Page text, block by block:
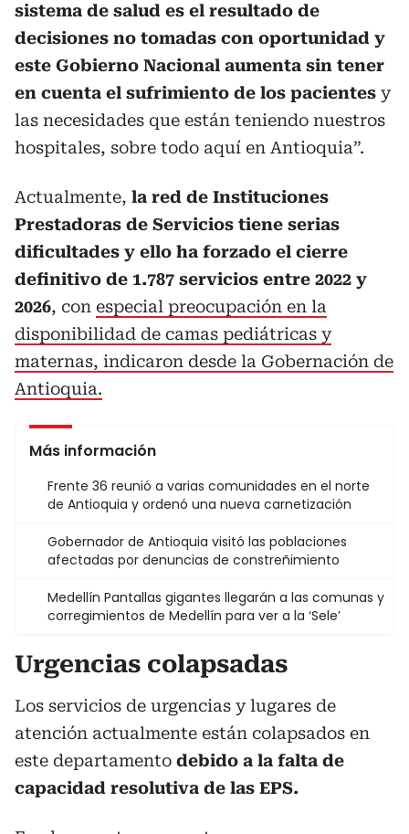
sistema de salud es el resultado de
decisiones no tomadas con oportunidad y
este Gobierno Nacional aumenta sin tener
en cuenta el sufrimiento de los pacientes y
las necesidades que están teniendo nuestros
hospitales, sobre todo aquí en Antioquia”.
Actualmente, la red de Instituciones
Prestadoras de Servicios tiene serias
dificultades y ello ha forzado el cierre
definitivo de 1.787 servicios entre 2022 y
2026, con especial preocupación en la
disponibilidad de camas pediátricas y
maternas, indicaron desde la Gobernación de
Antioquia.
Más información
Frente 36 reunió a varias comunidades en el norte
de Antioquia y ordenó una nueva carnetización
Gobernador de Antioquia visitó las poblaciones
afectadas por denuncias de constreñimiento
Medellín Pantallas gigantes llegarán a las comunas y
corregimientos de Medellín para ver a la ‘Sele’
Urgencias colapsadas
Los servicios de urgencias y lugares de
atención actualmente están colapsados en
este departamento debido a la falta de
capacidad resolutiva de las EPS.